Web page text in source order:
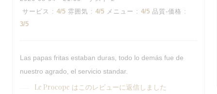
サービス : 4/5 雰囲気 : 4/5 メニュー : 4/5 品質-価格 :
3/5
Las papas fritas estaban duras, todo lo demás fue de
nuestro agrado, el servicio standar.
Le Procope はこのレビューに返信しました